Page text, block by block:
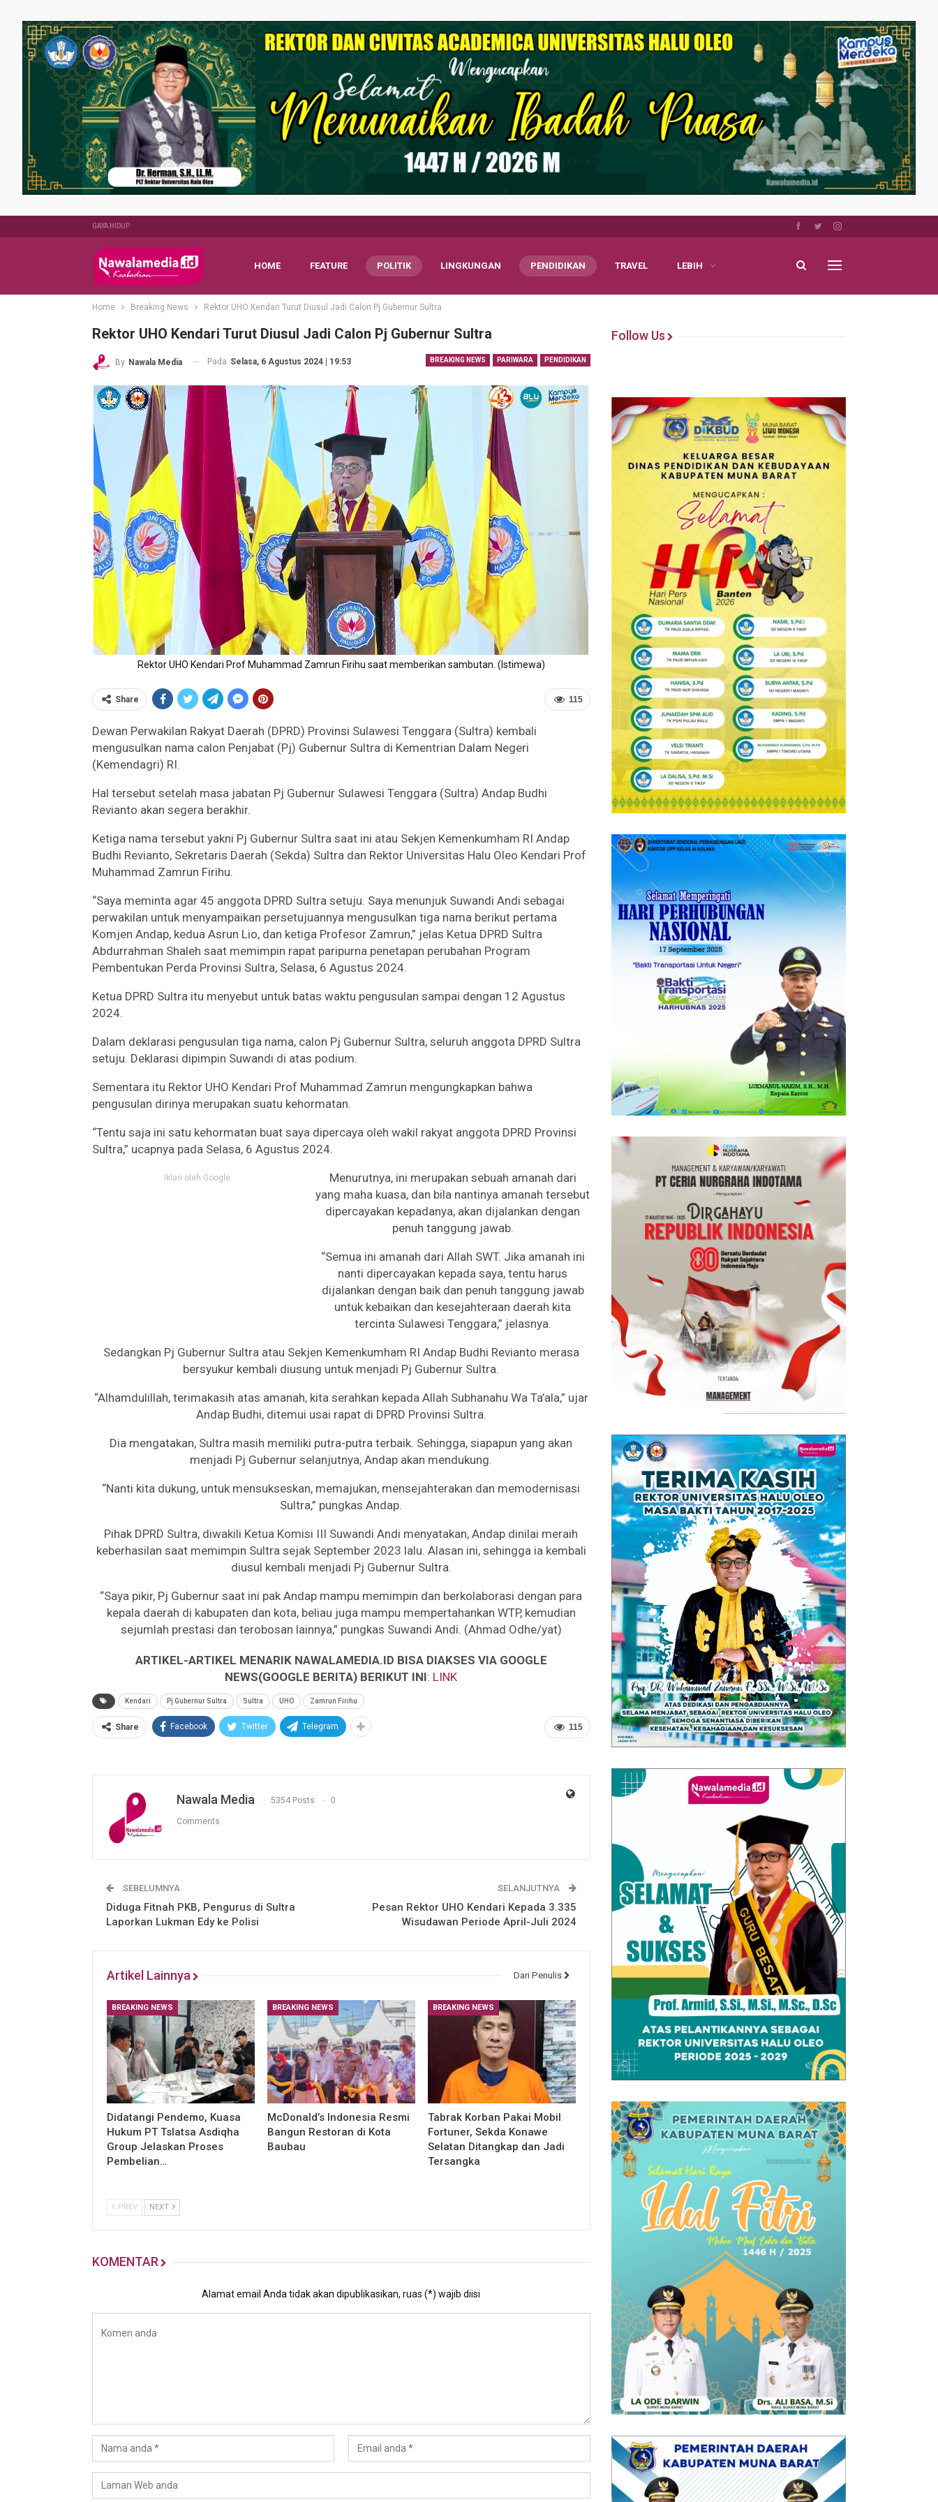
GAYA HIDUP
HOME FEATURE POLITIK LINGKUNGAN PENDIDIKAN TRAVEL LEBIH
Home Breaking News Rektor UHO Kendari Turut Diusul Jadi Calon Pj Gubernur Sultra
Rektor UHO Kendari Turut Diusul Jadi Calon Pj Gubernur Sultra
BREAKING NEWS PARIWARA PENDIDIKAN
By Nawala Media Pada Selasa, 6 Agustus 2024 | 19:53
Rektor UHO Kendari Prof Muhammad Zamrun Firihu saat memberikan sambutan. (Istimewa)
115
Share
Dewan Perwakilan Rakyat Daerah (DPRD) Provinsi Sulawesi Tenggara (Sultra) kembali
mengusulkan nama calon Penjabat (Pj) Gubernur Sultra di Kementrian Dalam Negeri
(Kemendagri) RI.
Hal tersebut setelah masa jabatan Pj Gubernur Sulawesi Tenggara (Sultra) Andap Budhi
Revianto akan segera berakhir.
Ketiga nama tersebut yakni Pj Gubernur Sultra saat ini atau Sekjen Kemenkumham RI Andap
Budhi Revianto, Sekretaris Daerah (Sekda) Sultra dan Rektor Universitas Halu Oleo Kendari Prof
Muhammad Zamrun Firihu.
“Saya meminta agar 45 anggota DPRD Sultra setuju. Saya menunjuk Suwandi Andi sebagai
perwakilan untuk menyampaikan persetujuannya mengusulkan tiga nama berikut pertama
Komjen Andap, kedua Asrun Lio, dan ketiga Profesor Zamrun,” jelas Ketua DPRD Sultra
Abdurrahman Shaleh saat memimpin rapat paripurna penetapan perubahan Program
Pembentukan Perda Provinsi Sultra, Selasa, 6 Agustus 2024.
Ketua DPRD Sultra itu menyebut untuk batas waktu pengusulan sampai dengan 12 Agustus
2024.
Dalam deklarasi pengusulan tiga nama, calon Pj Gubernur Sultra, seluruh anggota DPRD Sultra
setuju. Deklarasi dipimpin Suwandi di atas podium.
Sementara itu Rektor UHO Kendari Prof Muhammad Zamrun mengungkapkan bahwa
pengusulan dirinya merupakan suatu kehormatan.
“Tentu saja ini satu kehormatan buat saya dipercaya oleh wakil rakyat anggota DPRD Provinsi
Sultra,” ucapnya pada Selasa, 6 Agustus 2024.
Iklan oleh Google
Menurutnya, ini merupakan sebuah amanah dari
yang maha kuasa, dan bila nantinya amanah tersebut
dipercayakan kepadanya, akan dijalankan dengan
penuh tanggung jawab.
“Semua ini amanah dari Allah SWT. Jika amanah ini
nanti dipercayakan kepada saya, tentu harus
dijalankan dengan baik dan penuh tanggung jawab
untuk kebaikan dan kesejahteraan daerah kita
tercinta Sulawesi Tenggara,” jelasnya.
Sedangkan Pj Gubernur Sultra atau Sekjen Kemenkumham RI Andap Budhi Revianto merasa
bersyukur kembali diusung untuk menjadi Pj Gubernur Sultra.
“Alhamdulillah, terimakasih atas amanah, kita serahkan kepada Allah Subhanahu Wa Ta’ala,” ujar
Andap Budhi, ditemui usai rapat di DPRD Provinsi Sultra.
Dia mengatakan, Sultra masih memiliki putra-putra terbaik. Sehingga, siapapun yang akan
menjadi Pj Gubernur selanjutnya, Andap akan mendukung.
“Nanti kita dukung, untuk mensukseskan, memajukan, mensejahterakan dan memodernisasi
Sultra,” pungkas Andap.
Pihak DPRD Sultra, diwakili Ketua Komisi III Suwandi Andi menyatakan, Andap dinilai meraih
keberhasilan saat memimpin Sultra sejak September 2023 lalu. Alasan ini, sehingga ia kembali
diusul kembali menjadi Pj Gubernur Sultra.
“Saya pikir, Pj Gubernur saat ini pak Andap mampu memimpin dan berkolaborasi dengan para
kepala daerah di kabupaten dan kota, beliau juga mampu mempertahankan WTP, kemudian
sejumlah prestasi dan terobosan lainnya,” pungkas Suwandi Andi. (Ahmad Odhe/yat)
ARTIKEL-ARTIKEL MENARIK NAWALAMEDIA.ID BISA DIAKSES VIA GOOGLE
NEWS(GOOGLE BERITA) BERIKUT INI: LINK
Kendari Pj Gubernur Sultra Sultra UHO Zamrun Firihu
115
Share Facebook Twitter Telegram
Nawala Media 5354 Posts 0
Comments
SEBELUMNYA
Diduga Fitnah PKB, Pengurus di Sultra
Laporkan Lukman Edy ke Polisi
SELANJUTNYA
Pesan Rektor UHO Kendari Kepada 3.335
Wisudawan Periode April-Juli 2024
Artikel Lainnya Dari Penulis
BREAKING NEWS
Didatangi Pendemo, Kuasa
Hukum PT Tslatsa Asdiqha
Group Jelaskan Proses
Pembelian…
BREAKING NEWS
McDonald’s Indonesia Resmi
Bangun Restoran di Kota
Baubau
BREAKING NEWS
Tabrak Korban Pakai Mobil
Fortuner, Sekda Konawe
Selatan Ditangkap dan Jadi
Tersangka
PREV NEXT
KOMENTAR
Alamat email Anda tidak akan dipublikasikan, ruas (*) wajib diisi
Follow Us